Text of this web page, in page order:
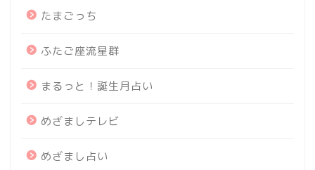
たまごっち
ふたご座流星群
まるっと！誕生月占い
めざましテレビ
めざまし占い